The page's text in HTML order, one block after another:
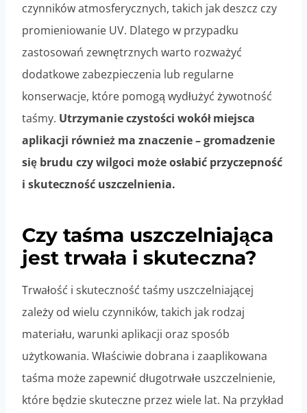
czynników atmosferycznych, takich jak deszcz czy
promieniowanie UV. Dlatego w przypadku
zastosowań zewnętrznych warto rozważyć
dodatkowe zabezpieczenia lub regularne
konserwacje, które pomogą wydłużyć żywotność
taśmy. Utrzymanie czystości wokół miejsca
aplikacji również ma znaczenie – gromadzenie
się brudu czy wilgoci może osłabić przyczepność
i skuteczność uszczelnienia.
Czy taśma uszczelniająca
jest trwała i skuteczna?
Trwałość i skuteczność taśmy uszczelniającej
zależy od wielu czynników, takich jak rodzaj
materiału, warunki aplikacji oraz sposób
użytkowania. Właściwie dobrana i zaaplikowana
taśma może zapewnić długotrwałe uszczelnienie,
które będzie skuteczne przez wiele lat. Na przykład